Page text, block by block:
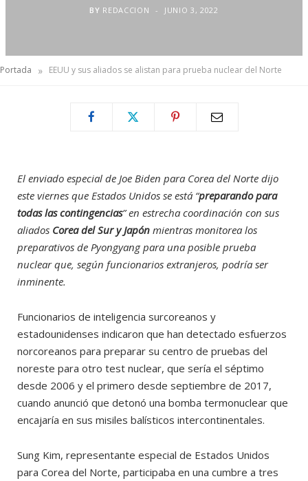
BY REDACCION JUNIO 3, 2022
Portada » EEUU y sus aliados se alistan para prueba nuclear del Norte
El enviado especial de Joe Biden para Corea del Norte dijo
este viernes que Estados Unidos se está “preparando para
todas las contingencias” en estrecha coordinación con sus
aliados Corea del Sur y Japón mientras monitorea los
preparativos de Pyongyang para una posible prueba
nuclear que, según funcionarios extranjeros, podría ser
inminente.
Funcionarios de inteligencia surcoreanos y
estadounidenses indicaron que han detectado esfuerzos
norcoreanos para preparar su centro de pruebas del
noreste para otro test nuclear, que sería el séptimo
desde 2006 y el primero desde septiembre de 2017,
cuando anunció que detonó una bomba termonuclear que
encajaría en sus misiles balísticos intercontinentales.
Sung Kim, representante especial de Estados Unidos
para Corea del Norte, participaba en una cumbre a tres